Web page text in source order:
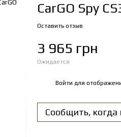
CarGO Spy
Оставить отзыв
3 965 грн
Ожидается
Войти для
Сообщить, когда